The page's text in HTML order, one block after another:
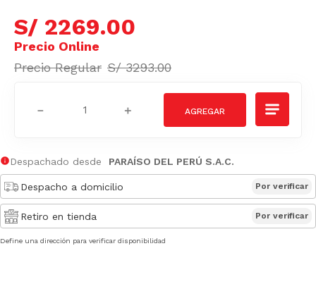
S/ 2269.00
S/ 3293.00
＋
－
Despachado desde PARAÍSO DEL PERÚ S.A.C.
Despacho a domicilio Por verificar
Retiro en tienda Por verificar
Define una dirección para verificar disponibilidad